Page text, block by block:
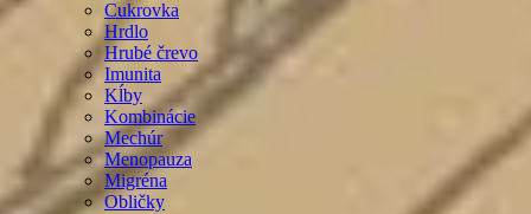
Cukrovka
Hrdlo
Hrubé črevo
Imunita
Kĺby
Kombinácie
Mechúr
Menopauza
Migréna
Obličky